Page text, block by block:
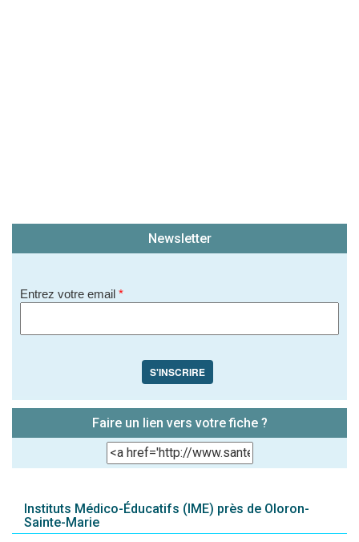
Newsletter
Entrez votre email *
S'INSCRIRE
Faire un lien vers votre fiche ?
Instituts Médico-Éducatifs (IME) près de Oloron-
Sainte-Marie